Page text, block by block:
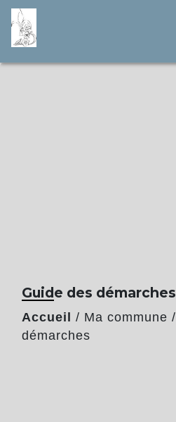
Guide des démarches
Accueil / Ma commune /
démarches